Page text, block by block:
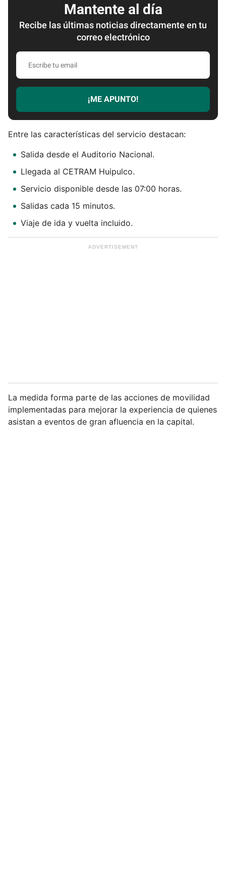
Mantente al día
Recibe las últimas noticias directamente en tu
correo electrónico
E
c
r
e
u
m
a
¡ME APUNTO!
Entre las características del servicio destacan:
Salida desde el Auditorio Nacional.
Llegada al CETRAM Huipulco.
Servicio disponible desde las 07:00 horas.
Salidas cada 15 minutos.
Viaje de ida y vuelta incluido.
La medida forma parte de las acciones de movilidad
implementadas para mejorar la experiencia de quienes
asistan a eventos de gran afluencia en la capital.